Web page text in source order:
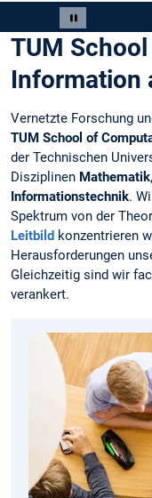
Carousel
Slide 2 von 4
TUM
Information
Vernetzte Forschung
TUM School of
der Technischen
Disziplinen Mathematik,
Informationstechnik.
Spektrum von der
Leitbild konzentrieren
Herausforderungen
Gleichzeitig sind wir
verankert.